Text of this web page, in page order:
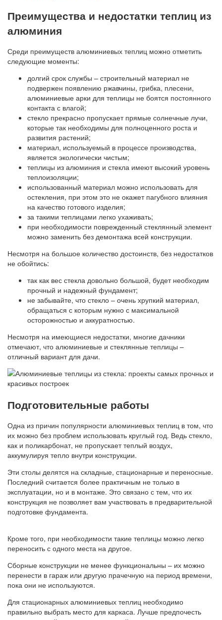
Преимущества и недостатки теплиц из
алюминия
Среди преимуществ алюминиевых теплиц можно отметить
следующие моменты:
долгий срок службы – строительный материал не
подвержен появлению ржавчины, грибка, плесени,
алюминиевые арки для теплицы не боятся постоянного
контакта с влагой;
стекло прекрасно пропускает прямые солнечные лучи,
которые так необходимы для полноценного роста и
развития растений;
материал, используемый в процессе производства,
является экологически чистым;
теплицы из алюминия и стекла имеют высокий уровень
теплоизоляции;
использованный материал можно использовать для
остекления, при этом это не окажет пагубного влияния
на качество готового изделия;
за такими теплицами легко ухаживать;
при необходимости поврежденный стеклянный элемент
можно заменить без демонтажа всей конструкции.
Несмотря на большое количество достоинств, без недостатков
не обойтись:
так как вес стекла довольно большой, будет необходим
прочный и надежный фундамент;
не забывайте, что стекло – очень хрупкий материал,
обращаться с которым нужно с максимальной
осторожностью и аккуратностью.
Несмотря на имеющиеся недостатки, многие дачники
отмечают, что алюминиевые и стеклянные теплицы –
отличный вариант для дачи.
Подготовительные работы
Одна из причин популярности алюминиевых теплиц в том, что
их можно без проблем использовать круглый год. Ведь стекло,
как и поликарбонат, не пропускает теплый воздух,
аккумулируя тепло внутри конструкции.
Эти столы делятся на складные, стационарные и переносные.
Последний считается более практичным не только в
эксплуатации, но и в монтаже. Это связано с тем, что их
конструкция не позволяет вам участвовать в предварительной
подготовке фундамента.
Кроме того, при необходимости такие теплицы можно легко
переносить с одного места на другое.
Сборные конструкции не менее функциональны – их можно
перенести в гараж или другую прачечную на период времени,
пока они не используются.
Для стационарных алюминиевых теплиц необходимо
правильно выбрать место для каркаса. Лучше предпочесть